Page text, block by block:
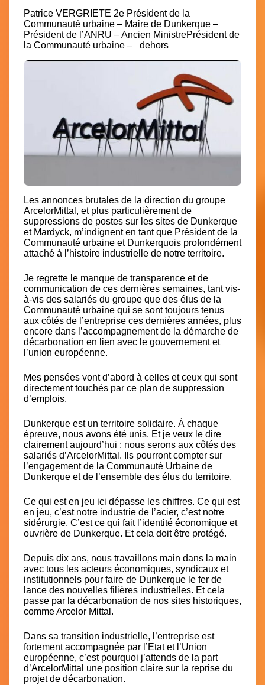
Patrice VERGRIETE 2e Président de la
Communauté urbaine – Maire de Dunkerque –
Président de l’ANRU – Ancien MinistrePrésident de
la Communauté urbaine –
dehors
Les annonces brutales de la direction du groupe
ArcelorMittal, et plus particulièrement de
suppressions de postes sur les sites de Dunkerque
et Mardyck, m’indignent en tant que Président de la
Communauté urbaine et Dunkerquois profondément
attaché à l’histoire industrielle de notre territoire.
Je regrette le manque de transparence et de
communication de ces dernières semaines, tant vis-
à-vis des salariés du groupe que des élus de la
Communauté urbaine qui se sont toujours tenus
aux côtés de l’entreprise ces dernières années, plus
encore dans l’accompagnement de la démarche de
décarbonation en lien avec le gouvernement et
l’union européenne.
Mes pensées vont d’abord à celles et ceux qui sont
directement touchés par ce plan de suppression
d’emplois.
Dunkerque est un territoire solidaire. À chaque
épreuve, nous avons été unis. Et je veux le dire
clairement aujourd’hui : nous serons aux côtés des
salariés d’ArcelorMittal. Ils pourront compter sur
l’engagement de la Communauté Urbaine de
Dunkerque et de l’ensemble des élus du territoire.
Ce qui est en jeu ici dépasse les chiffres. Ce qui est
en jeu, c’est notre industrie de l’acier, c’est notre
sidérurgie. C’est ce qui fait l’identité économique et
ouvrière de Dunkerque. Et cela doit être protégé.
Depuis dix ans, nous travaillons main dans la main
avec tous les acteurs économiques, syndicaux et
institutionnels pour faire de Dunkerque le fer de
lance des nouvelles filières industrielles. Et cela
passe par la décarbonation de nos sites historiques,
comme Arcelor Mittal.
Dans sa transition industrielle, l’entreprise est
fortement accompagnée par l’Etat et l’Union
européenne, c’est pourquoi j’attends de la part
d’ArcelorMittal une position claire sur la reprise du
projet de décarbonation.